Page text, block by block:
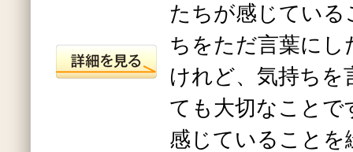
たちが感じている
ちをただ言葉に
けれど、気持ち
ても大切なことで
感じていることを